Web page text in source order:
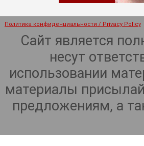
Политика конфиденциальности / Privacy Policy
Сайт является
несут
использовании
материалы
предложениям, а